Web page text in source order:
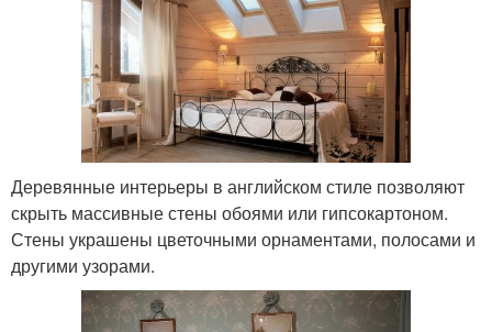
Деревянные интерьеры в английском стиле позволяют
скрыть массивные стены обоями или гипсокартоном.
Стены украшены цветочными орнаментами, полосами и
другими узорами.